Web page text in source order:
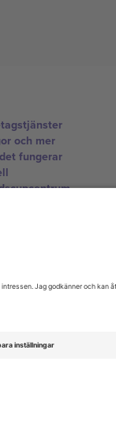
och mer
fungerar